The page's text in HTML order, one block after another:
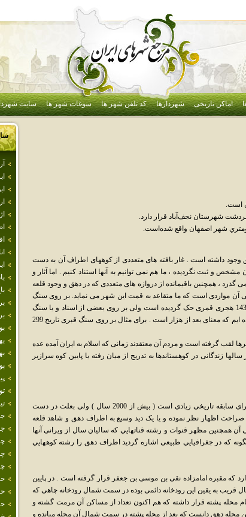
اماکن تاریخی شهردارها کد تلفن شهر ها سوغات شهر ها سایت
است.
داشته است . غار بافته های متعددی از کوههای اطراف آن به دست
و ثبت نگرديده ، ما هم نمی توانيم به آنها استناد کنيم . اما آثار و
گذرد ، همچنين باقيمانده از دروازه های متعددی که در دهق و وجود قلعه
مواردی است که ما متقاعد به قمت اين شهر می نمايد. بر روی سنگ
قبرهای گورستان عمومی شهر تاريخی از 12 و يا 143 هجری قمری حک گرديده است ولی بر روی بعضی از اسناد و يا سنگ
نوشته های مشابه تاريخ بعد از الف را مشاهده نموده ايم که معنای بعد از هزار است . برای مثال بر روی سنگ قبری تاريخ 299
گرفته است و مردم آن معتقدند زمانی که اسلام به ايران آمده عده
زندگانی در کوهستاندها به تدريج از ميان رفته يا پايين کوه سرازير
همانگونه که در تاريخ شهری ذکر گرديده ، دهق دارای سابقه تاريخی زيادی است ( بيش از 2000 سال ) ولی بعلت در دست
اظهار نظر نموده و يا يک ديد وسيع به اطراف دهق و شاهد قلعه
همچنين مظهر قنوات و رشته قناتهايي که ساليان سال از ويرانی آنها
که در جغرافيايي طبيعی اشاره گرديد اطراف دهق را رشته کوههايي
که مقبره امامزاده نقی بن موسی بن جعفر قرار گرفته است . در پايين
قريب به يقين اين رودخانه دائمی بوده در سمت شمال رودخانه چاهی که
محله پشته قرار داشته که هم اکنون تعداد از مساکن آن مرمت گشته و
محله دهق دانست که بعد از محله پشته در سمت شمال آن محله ميانده و